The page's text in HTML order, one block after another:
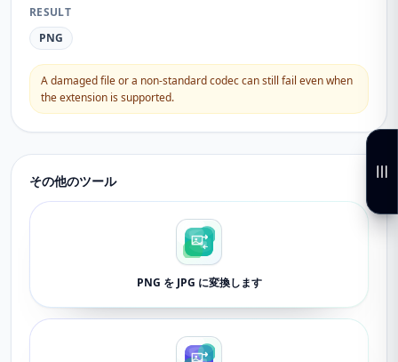
RESULT
PNG
A damaged file or a non-standard codec can still fail even when
the extension is supported.
その他のツール
PNG を JPG に変換します